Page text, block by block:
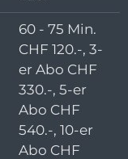
60 - 75 Min.
CHF 120.-, 3-
er Abo CHF
330.-, 5-er
Abo CHF
540.-, 10-er
Abo CHF